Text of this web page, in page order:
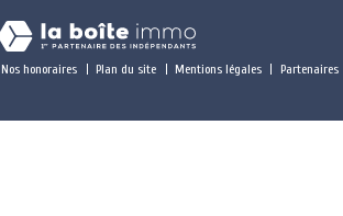
Nos honoraires Plan du site Mentions légales Partenaires